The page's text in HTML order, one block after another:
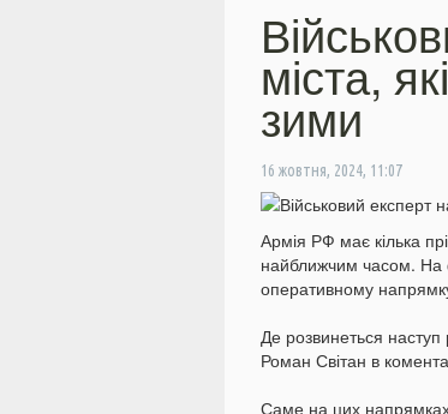
міста,
зими
16 жовтня, 2024, 11:07
Армія РФ має кілька
найближчим часом. На
оперативному
Де розвинеться наступ
Роман Світан в
Саме на цих